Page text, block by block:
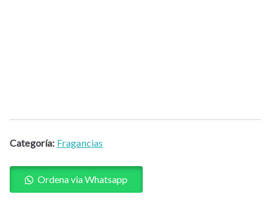
Categoría: Fragancias
Ordena via Whatsapp